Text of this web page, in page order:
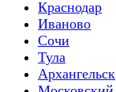
Краснодар
Иваново
Сочи
Тула
Архангельск